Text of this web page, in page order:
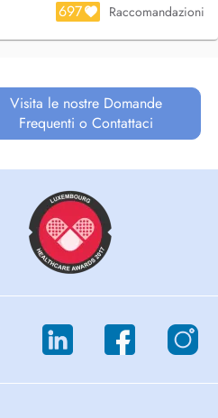
697 Raccomandazioni
Visita le nostre Domande
Frequenti o Contattaci